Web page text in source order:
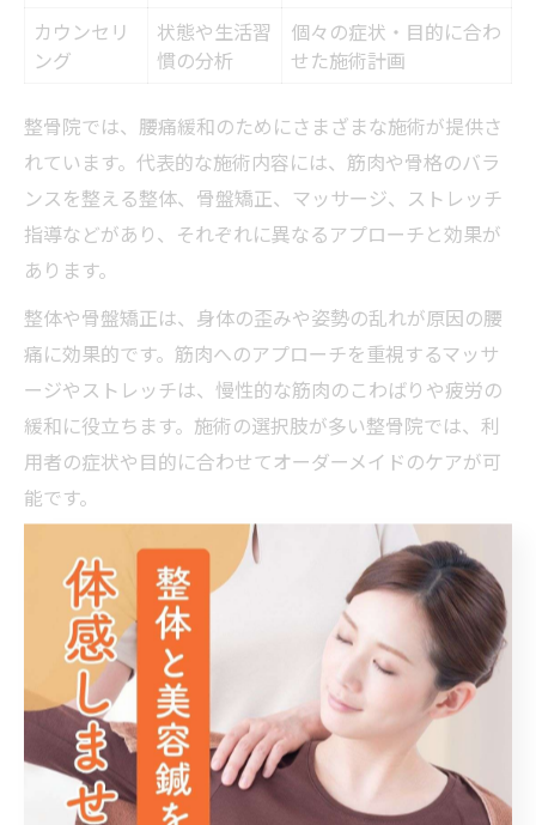
カウンセリ
ング
状態や生活習
慣の分析
個々の症状・目的に合わ
せた施術計画
整骨院では、腰痛緩和のためにさまざまな施術が提供さ
れています。代表的な施術内容には、筋肉や骨格のバラ
ンスを整える整体、骨盤矯正、マッサージ、ストレッチ
指導などがあり、それぞれに異なるアプローチと効果が
あります。
整体や骨盤矯正は、身体の歪みや姿勢の乱れが原因の腰
痛に効果的です。筋肉へのアプローチを重視するマッサ
ージやストレッチは、慢性的な筋肉のこわばりや疲労の
緩和に役立ちます。施術の選択肢が多い整骨院では、利
用者の症状や目的に合わせてオーダーメイドのケアが可
能です。
また、国家資格を持つスタッフによるカウンセリングを
通じて、症状の原因や生活習慣まで考慮した施術計画が
立てられるため、単なる痛みの一時的な緩和だけでな
く、根本改善を目指せるのが整骨院の強みです。
慢性腰痛改善に整骨院を選ぶ際のポイントまとめ
慢性腰痛の改善を目指して整骨院を選ぶ際には、いくつ
かの重要なポイントがあります。まず、国家資格保有者